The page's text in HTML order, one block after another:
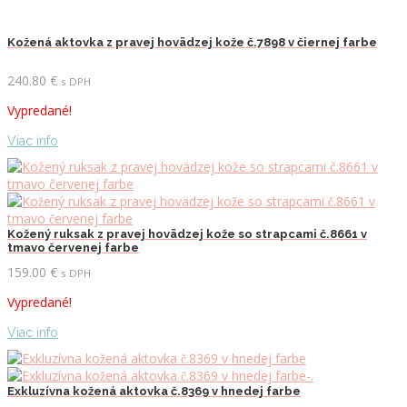
Kožená aktovka z pravej hovädzej kože č.7898 v čiernej farbe
240.80 € s DPH
Vypredané!
Viac info
Kožený ruksak z pravej hovädzej kože so strapcami č.8661 v
tmavo červenej farbe
159.00 € s DPH
Vypredané!
Viac info
Exkluzívna kožená aktovka č.8369 v hnedej farbe